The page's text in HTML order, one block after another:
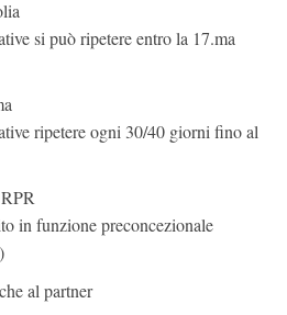
si può ripetere entro la 17.ma
ripetere ogni 30/40 giorni fino al
in funzione preconcezionale
al partner